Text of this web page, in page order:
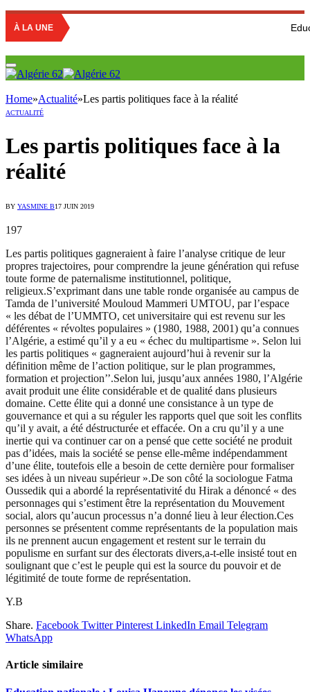
À LA UNE Education
Home»Actualité»Les partis politiques face à la réalité
ACTUALITÉ
Les partis politiques face à la
réalité
BY YASMINE B17 JUIN 2019
197
Les partis politiques gagneraient à faire l’analyse critique de leur
propres trajectoires, pour comprendre la jeune génération qui refuse
toute forme de paternalisme institutionnel, politique,
religieux.S’exprimant dans une table ronde organisée au campus de
Tamda de l’université Mouloud Mammeri UMTOU, par l’espace
« les débat de l’UMMTO, cet universitaire qui est revenu sur les
déférentes « révoltes populaires » (1980, 1988, 2001) qu’a connues
l’Algérie, a estimé qu’il y a eu « échec du multipartisme ». Selon lui
les partis politiques « gagneraient aujourd’hui à revenir sur la
définition même de l’action politique, sur le plan programmes,
formation et projection’’.Selon lui, jusqu’aux années 1980, l’Algérie
avait produit une élite considérable et de qualité dans plusieurs
domaine. Cette élite qui a donné une consistance à un type de
gouvernance et qui a su réguler les rapports quel que soit les conflits
qu’il y avait, a été déstructurée et effacée. On a cru qu’il y a une
inertie qui va continuer car on a pensé que cette société ne produit
pas d’idées, mais la société se pense elle-même indépendamment
d’une élite, toutefois elle a besoin de cette dernière pour formaliser
ses idées à un niveau supérieur ».De son côté la sociologue Fatma
Oussedik qui a abordé la représentativité du Hirak a dénoncé « des
personnages qui s’estiment être la représentation du Mouvement
social, alors qu’aucun processus n’a donné lieu à leur élection.Ces
personnes se présentent comme représentants de la population mais
ils ne prennent aucun engagement et restent sur le terrain du
populisme en surfant sur des électorats divers,a-t-elle insisté tout en
soulignant que c’est le peuple qui est la source du pouvoir et de
légitimité de toute forme de représentation.
Y.B
Share. Facebook Twitter Pinterest LinkedIn Email Telegram
WhatsApp
Article similaire